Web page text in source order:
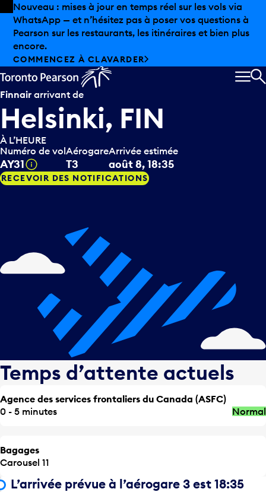
Skip to offers
Passer au contenu principal
Les aubaines estivales sont arrivées chez Pearson.
Magasinage hors taxes, offres gastronomiques et bien
plus encore.
DÉCOUVREZ L’ÉTÉ CHEZ PEARSON
Finnairarrivant de
Helsinki, FIN
À L’HEURE
Numéro de vol
AY31 Infobulle
T3 août 8, 18:35
RECEVOIR DES NOTIFICATIONS
Temps d’attente actuels
Agence des services frontaliers du Canada (ASFC)
0 - 5 minutes
Carousel 11
L’arrivée prévue à l’aérogare 3 est 18:35
WI-FI GRATUIT